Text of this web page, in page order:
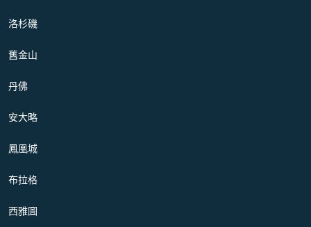
洛杉磯
舊金山
丹佛
安大略
鳳凰城
布拉格
西雅圖